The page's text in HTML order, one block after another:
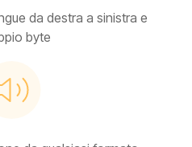
da destra a sinistra e
byte